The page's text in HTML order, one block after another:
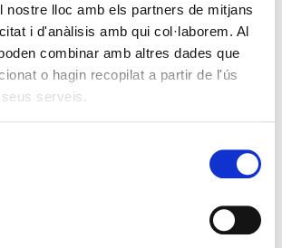
nostre lloc amb els partners de mitjans
i d'anàlisis amb qui col·laborem. Al
combinar amb altres dades que
o hagin recopilat a partir de l'ús
serveis.